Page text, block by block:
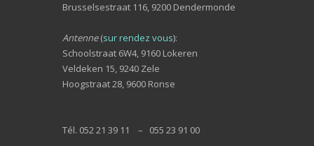
Brusselsestraat 116, 9200 Dendermonde
Antenne(sur rendez vous):
Schoolstraat 6W4, 9160 Lokeren
Veldeken 15, 9240 Zele
Hoogstraat 28, 9600 Ronse
Tél. 052 21 39 11 – 055 23 91 00